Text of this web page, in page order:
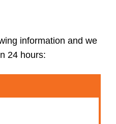
information and we
24 hours: